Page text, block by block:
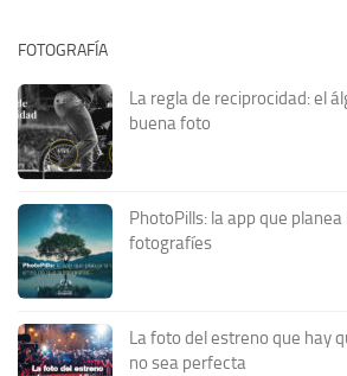
FOTOGRAFÍA
La regla de reciprocidad: el
buena foto
PhotoPills: la app que
fotografíes
La foto del estreno que hay
no sea perfecta